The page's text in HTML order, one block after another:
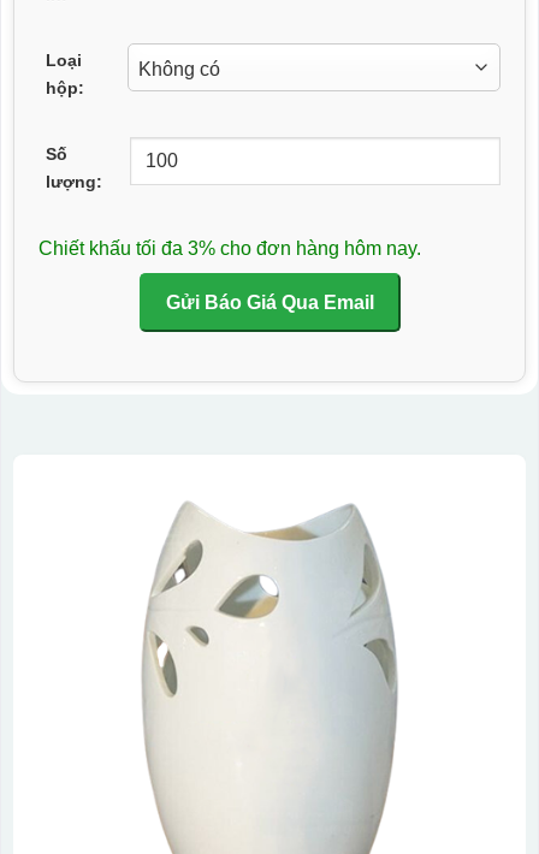
Loại
hộp:
Số
lượng:
Chiết khấu tối đa 3% cho đơn hàng hôm nay.
Gửi Báo Giá Qua Email